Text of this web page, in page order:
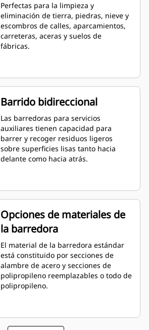
Perfectas para la limpieza y
eliminación de tierra, piedras, nieve y
escombros de calles, aparcamientos,
carreteras, aceras y suelos de
fábricas.
Barrido bidireccional
Las barredoras para servicios
auxiliares tienen capacidad para
barrer y recoger residuos ligeros
sobre superficies lisas tanto hacia
delante como hacia atrás.
Opciones de materiales de
la barredora
El material de la barredora estándar
está constituido por secciones de
alambre de acero y secciones de
polipropileno reemplazables o todo de
polipropileno.